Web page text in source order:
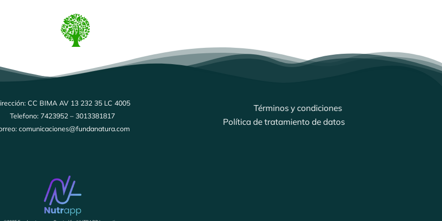
CC BIMA AV 13 232 35 LC 4005
Telefono: 7423952 – 3013381817
comunicaciones@fundanatura.com
Términos y condiciones
Política de tratamiento de datos